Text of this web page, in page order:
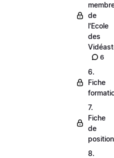
de
l'Ecole
des
6
6.
Fiche
7.
Fiche
de
8.